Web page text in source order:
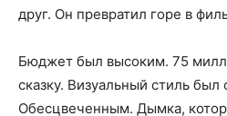
друг. Он превратил горе в
Бюджет был высоким. 75
сказку. Визуальный стиль
Обесцвеченным. Дымка,